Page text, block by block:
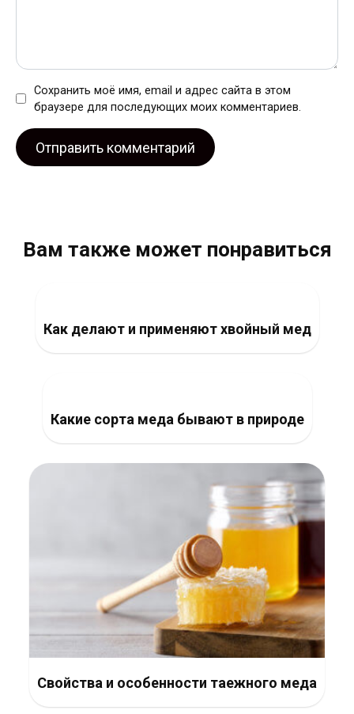
Сохранить моё имя, email и адрес сайта в этом
браузере для последующих моих комментариев.
Вам также может понравиться
Как делают и применяют хвойный мед
Какие сорта меда бывают в природе
Свойства и особенности таежного меда